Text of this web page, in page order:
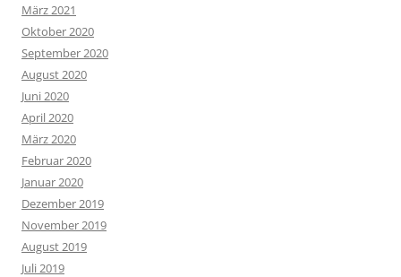
März 2021
Oktober 2020
September 2020
August 2020
Juni 2020
April 2020
März 2020
Februar 2020
Januar 2020
Dezember 2019
November 2019
August 2019
Juli 2019